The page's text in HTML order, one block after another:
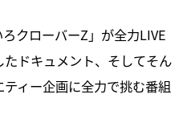
クローバーZ」が全力LIVE
ドキュメント、そしてそん
ィー企画に全力で挑む番組